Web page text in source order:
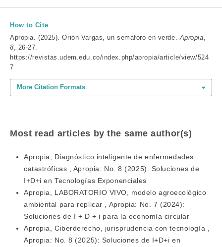
How to Cite
Apropia. (2025). Orión Vargas, un semáforo en verde.Apropia,
8, 26-27.
https://revistas.udem.edu.co/index.php/apropia/article/view/524
7
More Citation Formats
Most read articles by the same author(s)
Apropia, Diagnóstico inteligente de enfermedades
catastróficas
Apropia: No. 8 (2025): Soluciones de
I+D+i en Tecnologías Exponenciales
Apropia, LABORATORIO VIVO, modelo agroecológico
ambiental para replicar
Apropia: No. 7 (2024):
Soluciones de I + D + i para la economía circular
Apropia,Ciberderecho, jurisprudencia con tecnología
Apropia: No. 8 (2025): Soluciones de I+D+i en